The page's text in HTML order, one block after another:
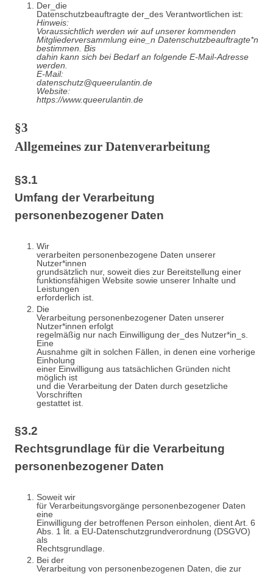
Der_die
Datenschutzbeauftragte der_des Verantwortlichen ist:
Hinweis:
Voraussichtlich werden wir auf unserer kommenden
Mitgliederversammlung eine_n Datenschutzbeauftragte*n
bestimmen. Bis
dahin kann sich bei Bedarf an folgende E-Mail-Adresse
werden.
E-Mail:
datenschutz@queerulantin.de
Website:
https://www.queerulantin.de
§3
Allgemeines zur Datenverarbeitung
§3.1
Umfang der Verarbeitung
personenbezogener Daten
Wir
verarbeiten personenbezogene Daten unserer
Nutzer*innen
grundsätzlich nur, soweit dies zur Bereitstellung einer
funktionsfähigen Website sowie unserer Inhalte und
Leistungen
erforderlich ist.
Die
Verarbeitung personenbezogener Daten unserer
Nutzer*innen erfolgt
regelmäßig nur nach Einwilligung der_des Nutzer*in_s.
Eine
Ausnahme gilt in solchen Fällen, in denen eine vorherige
Einholung
einer Einwilligung aus tatsächlichen Gründen nicht
möglich ist
und die Verarbeitung der Daten durch gesetzliche
Vorschriften
gestattet ist.
§3.2
Rechtsgrundlage für die Verarbeitung
personenbezogener Daten
Soweit wir
für Verarbeitungsvorgänge personenbezogener Daten
eine
Einwilligung der betroffenen Person einholen, dient Art. 6
Abs. 1 lit. a EU-Datenschutzgrundverordnung (DSGVO)
als
Rechtsgrundlage.
Bei der
Verarbeitung von personenbezogenen Daten, die zur